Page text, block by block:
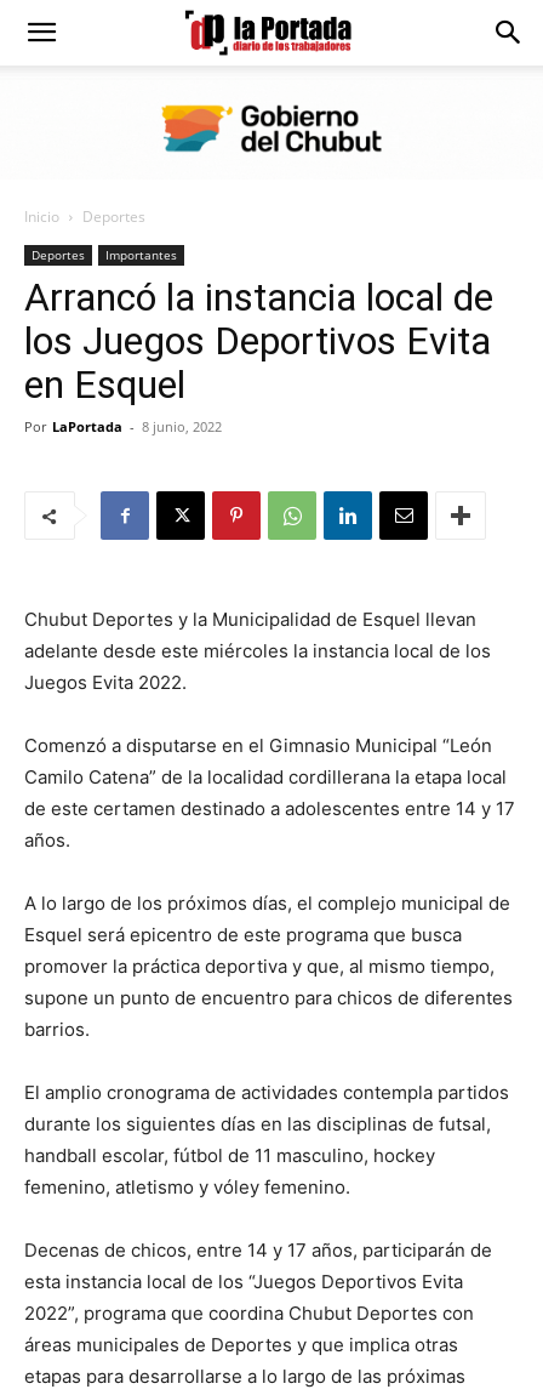
Diario
Portada
Inicio Deportes
Deportes Importantes
Arrancó la instancia local de
los Juegos Deportivos Evita
en Esquel
Por LaPortada - 8 junio, 2022
Chubut Deportes y la Municipalidad de Esquel llevan
adelante desde este miércoles la instancia local de los
Juegos Evita 2022.
Comenzó a disputarse en el Gimnasio Municipal “León
Camilo Catena” de la localidad cordillerana la etapa local
de este certamen destinado a adolescentes entre 14 y 17
años.
A lo largo de los próximos días, el complejo municipal de
Esquel será epicentro de este programa que busca
promover la práctica deportiva y que, al mismo tiempo,
supone un punto de encuentro para chicos de diferentes
barrios.
El amplio cronograma de actividades contempla partidos
durante los siguientes días en las disciplinas de futsal,
handball escolar, fútbol de 11 masculino, hockey
femenino, atletismo y vóley femenino.
Decenas de chicos, entre 14 y 17 años, participarán de
esta instancia local de los “Juegos Deportivos Evita
2022”, programa que coordina Chubut Deportes con
áreas municipales de Deportes y que implica otras
etapas para desarrollarse a lo largo de las próximas